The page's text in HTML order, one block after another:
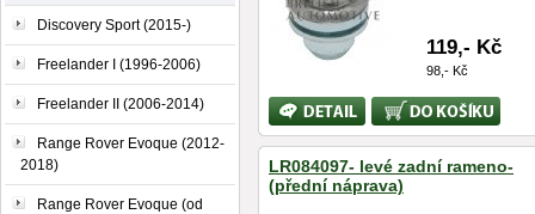
Discovery Sport (2015-)
Freelander I (1996-2006)
Freelander II (2006-2014)
Range Rover Evoque (2012-
2018)
Range Rover Evoque (od
119,- Kč
98,- Kč
Bližší
informace
Koupit
LR084097- levé zadní rameno-
(přední náprava)